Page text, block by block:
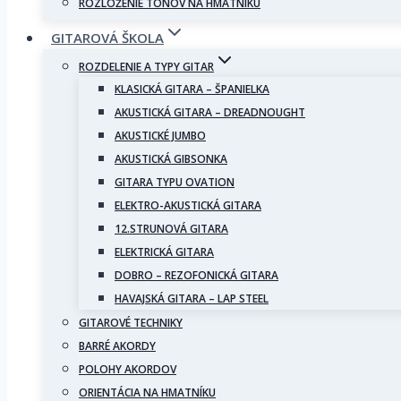
ROZLOŽENIE TÓNOV NA HMATNÍKU
GITAROVÁ ŠKOLA
ROZDELENIE A TYPY GITAR
KLASICKÁ GITARA – ŠPANIELKA
AKUSTICKÁ GITARA – DREADNOUGHT
AKUSTICKÉ JUMBO
AKUSTICKÁ GIBSONKA
GITARA TYPU OVATION
ELEKTRO-AKUSTICKÁ GITARA
12.STRUNOVÁ GITARA
ELEKTRICKÁ GITARA
DOBRO – REZOFONICKÁ GITARA
HAVAJSKÁ GITARA – LAP STEEL
GITAROVÉ TECHNIKY
BARRÉ AKORDY
POLOHY AKORDOV
ORIENTÁCIA NA HMATNÍKU